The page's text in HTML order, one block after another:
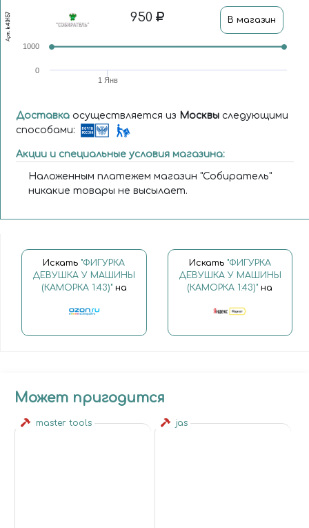
Арт.
k43f57 950 В магазин
1 Янв
0
1000
Доставка осуществляется из Москвы следующими
способами:
Акции и специальные условия магазина:
Наложенным платежем магазин "Собиратель"
никакие товары не высылает.
Искать "ФИГУРКА
ДЕВУШКА У МАШИНЫ
(КАМОРКА 1:43)"на
Искать "ФИГУРКА
ДЕВУШКА У МАШИНЫ
(КАМОРКА 1:43)" на
Может пригодится
master tools jas